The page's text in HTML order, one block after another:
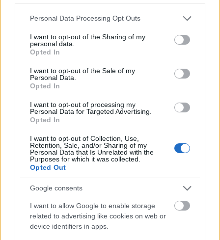
Please note that this website/app uses one or more Google
not limited to your visit or usage behaviour. You may click to
grant or deny consent to Google and its third-party tags to
use your data for below specified purposes in below Google
consent section.
Personal Data Processing Opt Outs
I want to opt-out of the Sharing of my
personal data.
Opted In
I want to opt-out of the Sale of my
Personal Data.
Opted In
I want to opt-out of processing my
Personal Data for Targeted Advertising.
Opted In
I want to opt-out of Collection, Use,
Retention, Sale, and/or Sharing of my
Personal Data that Is Unrelated with the
Purposes for which it was collected.
Opted Out
Google consents
I want to allow Google to enable storage
related to advertising like cookies on web or
device identifiers in apps.